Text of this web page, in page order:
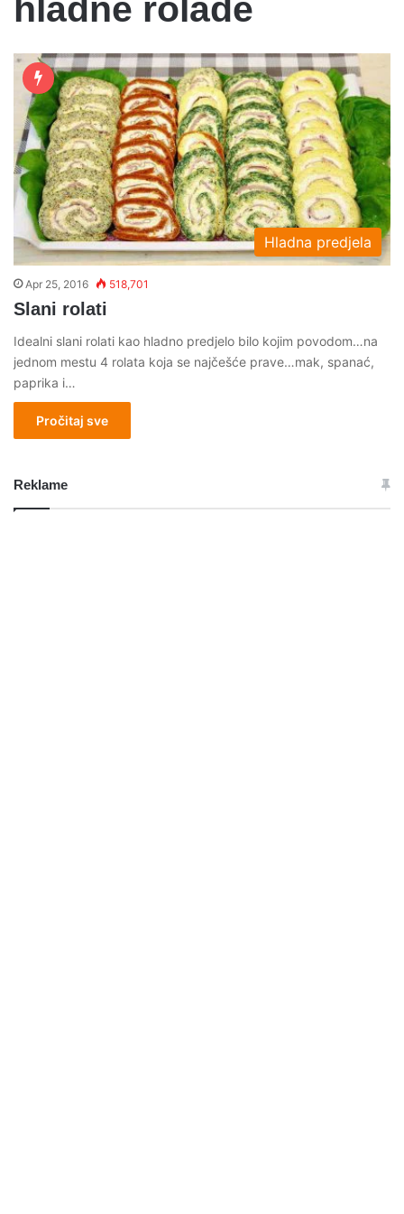
hladne rolade
Hladna predjela
Apr 25, 2016 518,701
Slani rolati
Idealni slani rolati kao hladno predjelo bilo kojim povodom…na
jednom mestu 4 rolata koja se najčešće prave…mak, spanać,
paprika i…
Pročitaj sve
Reklame